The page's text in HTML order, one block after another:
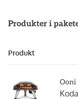
Produkter i
Produkt
Ooni